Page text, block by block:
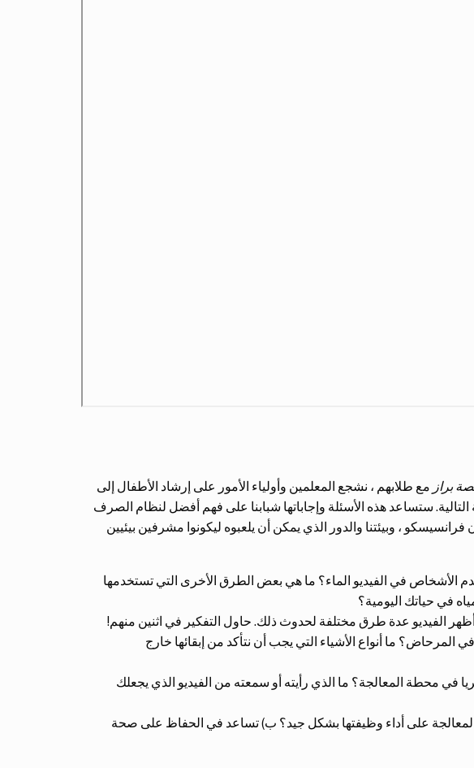
براز مع طلابهم ، نشجع المعلمين وأولياء الأمور على إرشاد الأطفال إلى
التالية. ستساعد هذه الأسئلة وإجاباتها شبابنا على فهم أفضل لنظام الصرف
، وبيئتنا والدور الذي يمكن أن يلعبوه ليكونوا مشرفين بيئيين
الأشخاص في الفيديو الماء؟ ما هي بعض الطرق الأخرى التي تستخدمها
في حياتك اليومية؟
الفيديو عدة طرق مختلفة لحدوث ذلك. حاول التفكير في اثنين منهم!
المرحاض؟ ما أنواع الأشياء التي يجب أن نتأكد من إبقائها خارج
في محطة المعالجة؟ ما الذي رأيته أو سمعته من الفيديو الذي يجعلك
على أداء وظيفتها بشكل جيد؟ ب) تساعد في الحفاظ على صحة